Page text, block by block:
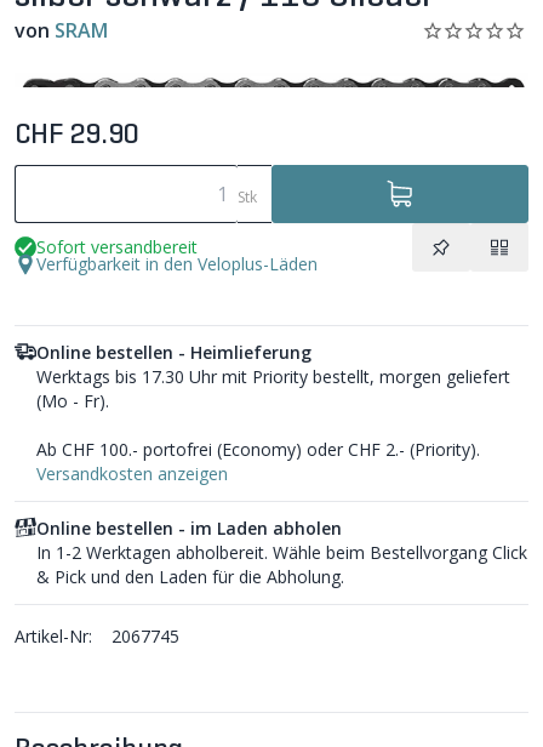
von SRAM
CHF 29.90
Stk
Sofort versandbereit
Verfügbarkeit in den Veloplus-Läden
Online bestellen - Heimlieferung
Werktags bis 17.30 Uhr mit Priority bestellt, morgen geliefert
(Mo - Fr).
Ab CHF 100.- portofrei (Economy) oder CHF 2.- (Priority).
Versandkosten anzeigen
Online bestellen - im Laden abholen
In 1-2 Werktagen abholbereit. Wähle beim Bestellvorgang Click
& Pick und den Laden für die Abholung.
Artikel-Nr: 2067745